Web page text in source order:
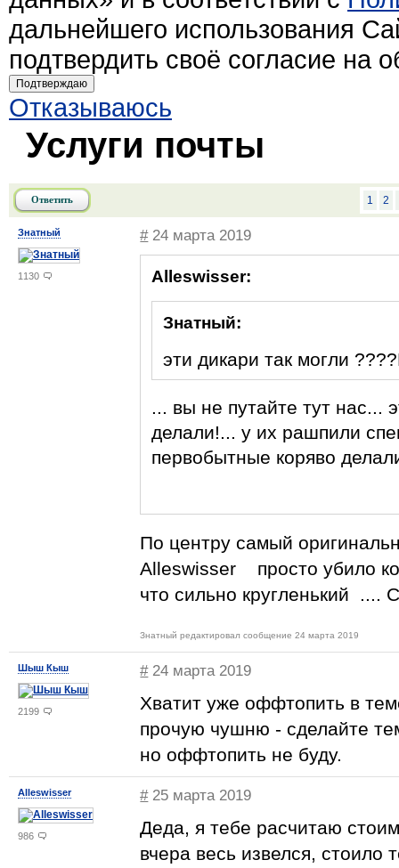
дальнейшего использования
подтвердить своё согласие на
Подтверждаю
Отказываюсь
Услуги почты
Ответить 1 2
Знатный
1130
#24 марта 2019
Alleswisser:
Знатный:
эти дикари так могли
... вы не путайте тут нас...
делали!... у их рашпили
первобытные коряво
По центру самый
Alleswisser просто убило
что сильно кругленький ....
Знатный редактировал сообщение 24 марта 2019
Шыш Кыш
2199
#24 марта 2019
Хватит уже оффтопить в
прочую чушню - сделайте
но оффтопить не буду.
Alleswisser
986
#25 марта 2019
Деда, я тебе расчитаю
вчера весь извелся, стоило